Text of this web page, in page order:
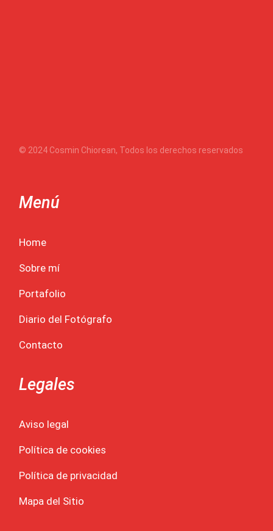
© 2024 Cosmin Chiorean, Todos los derechos reservados
Menú
Home
Sobre mí
Portafolio
Diario del Fotógrafo
Contacto
Legales
Aviso legal
Política de cookies
Política de privacidad
Mapa del Sitio